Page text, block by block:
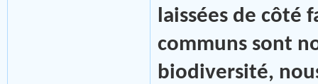
laissées de côté
communs sont
biodiversité,